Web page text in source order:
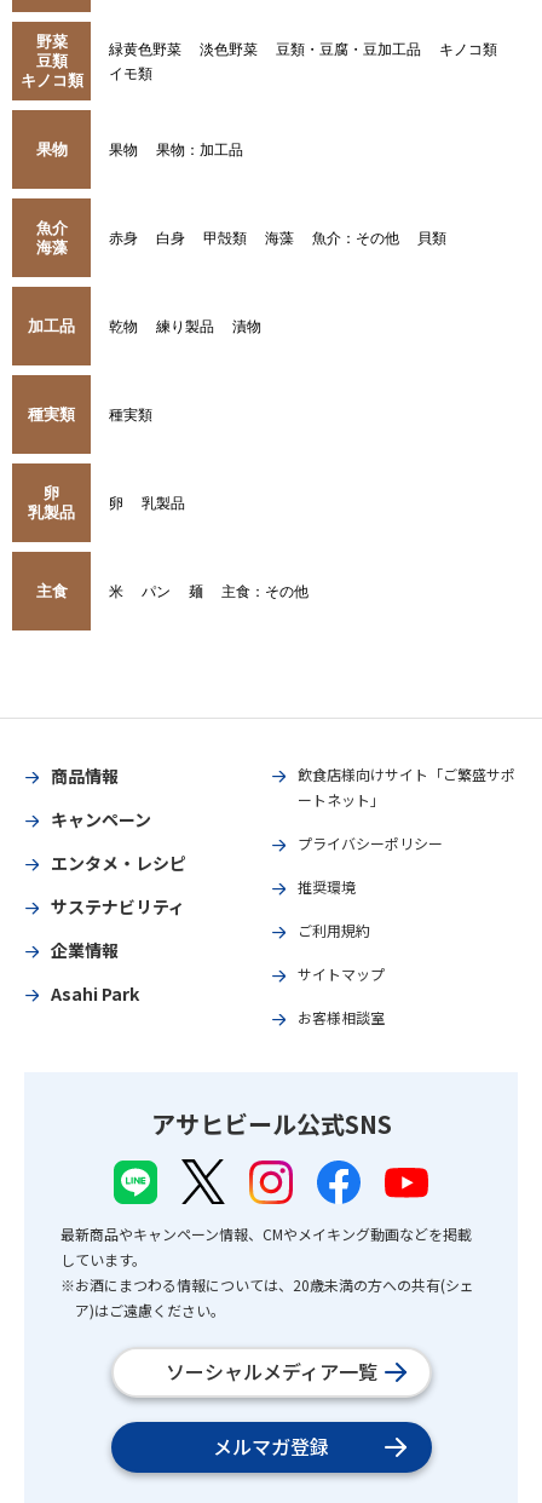
野菜
豆類
キノコ類
緑黄色野菜 淡色野菜 豆類・豆腐・豆加工品
キノコ類
イモ類
果物 果物 果物：加工品
魚介
海藻
赤身 白身 甲殻類 海藻 魚介：その他 貝類
加工品 乾物 練り製品 漬物
種実類 種実類
卵
乳製品
卵 乳製品
主食 米 パン 麺 主食：その他
商品情報
キャンペーン
エンタメ・レシピ
サステナビリティ
企業情報
Asahi Park
飲食店様向けサイト「ご繁盛サポ
ートネット」
プライバシーポリシー
推奨環境
ご利用規約
サイトマップ
お客様相談室
アサヒビール公式SNS
最新商品やキャンペーン情報、CMやメイキング動画などを掲載
しています。
※お酒にまつわる情報については、20歳未満の方への共有(シェ
ア)はご遠慮ください。
ソーシャルメディア一覧
メルマガ登録